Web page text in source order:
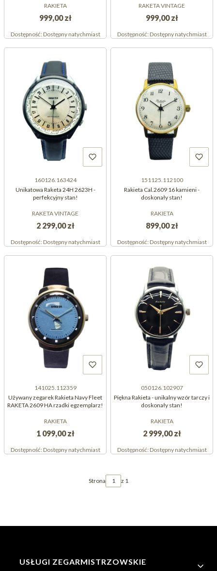
RAKIETA
999,00 zł
Dostępność:Dostępny natychmiast
RAKETA VINTAGE
999,00 zł
Dostępność:Dostępny natychmiast
160126.163424
Unikatowa Raketa 24H 2623H -
perfekcyjny stan!
RAKETA VINTAGE
2 299,00 zł
Dostępność:Dostępny natychmiast
151125.112100
Rakieta Cal.2609 16 kamieni -
doskonały stan!
RAKIETA
899,00 zł
Dostępność:Dostępny natychmiast
141025.112359
Używany zegarek Rakieta Navy Fleet
RAKETA 2609 HA rzadki egzemplarz!
RAKIETA
1 099,00 zł
Dostępność:Dostępny natychmiast
050126.102907
Piękna Rakieta - unikalny wzór tarczy i
doskonały stan!
RAKIETA
2 999,00 zł
Dostępność:Dostępny natychmiast
Strona z 1
Linki w stopce
USŁUGI ZEGARMISTRZOWSKIE